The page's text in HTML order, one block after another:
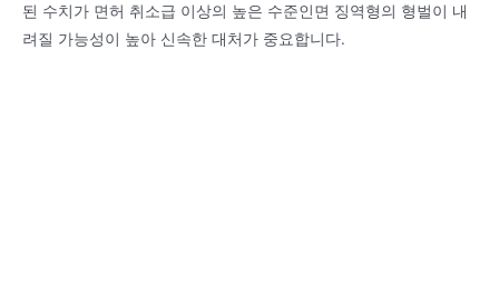
된 수치가 면허 취소급 이상의 높은 수준인면 징역형의 형벌이 내
려질 가능성이 높아 신속한 대처가 중요합니다.